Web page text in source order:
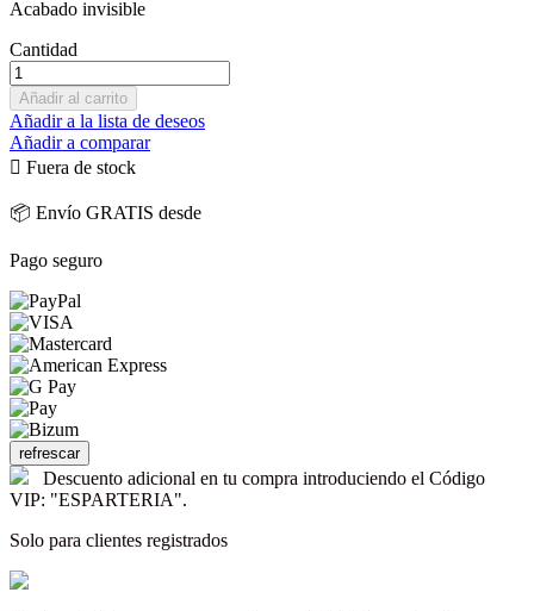
Acabado invisible
Cantidad
Añadir al carrito
Añadir a la lista de deseos
Añadir a comparar
 Fuera de stock
📦 Envío GRATIS desde
Pago seguro
Descuento adicional en tu compra introduciendo el Código
VIP: "ESPARTERIA".
Solo para clientes registrados